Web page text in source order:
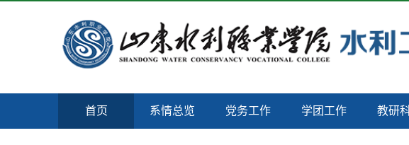
首页 系情总览 党务工作 学团工作 教研